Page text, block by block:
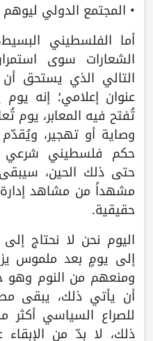
• المجتمع الدولي
أما الفلسطيني
الشعارات سوى استمرار
التالي الذي يستحق
عنوان إعلامي؛ إنه
تُفتح فيه المعابر، يوم
وصاية أو تهجير،
حكم فلسطيني شرعي
حتى ذلك الحين،
مشهداً من مشاهد
حقيقية.
اليوم نحن لا نحتاج
إلى يومٍ بعد ملموس
ومنعهم من النوم وهو
أن يأتي ذلك، يبقى
للصراع السياسي
ذلك، لا بدّ من